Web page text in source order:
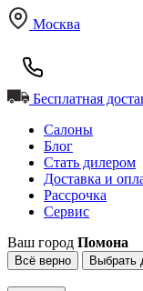
Москва
Бесплатная
Салоны
Блог
Стать дилером
Доставка и
Рассрочка
Сервис
Ваш город Помона
Всё верно Выбрать